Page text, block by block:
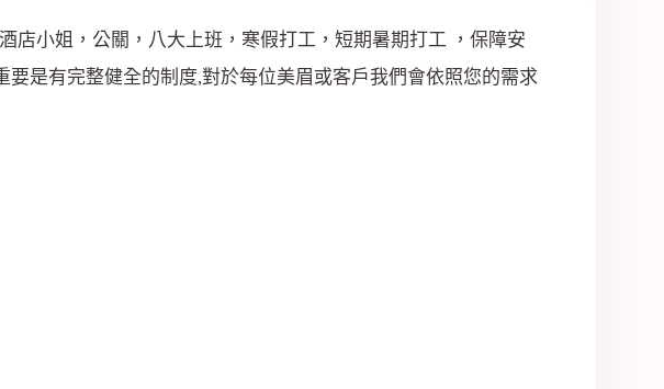
店小姐，公關，八大上班，寒假打工，短期暑期打工 ，保障安
是有完整健全的制度,對於每位美眉或客戶我們會依照您的需求